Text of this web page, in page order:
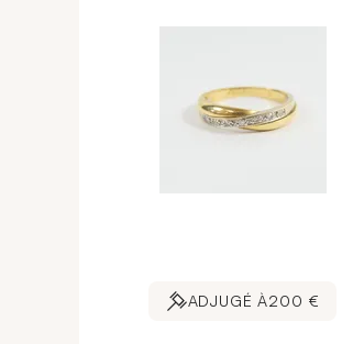
ADJUGÉ À200 €